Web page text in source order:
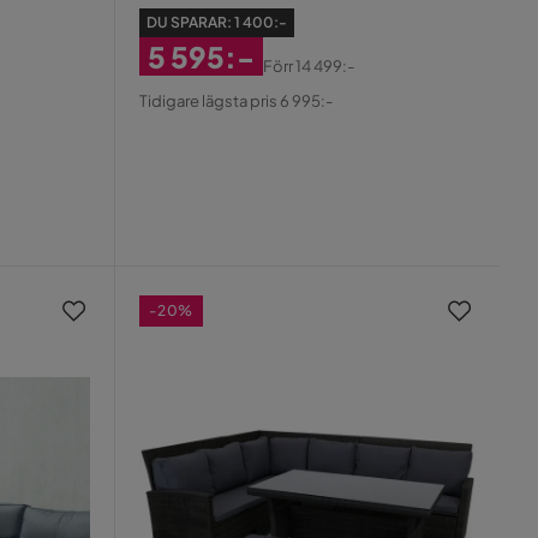
Djursvik
DU SPARAR: 1 400:-
Rabatterat
5 595:-
Original
Förr14 499:-
Tidigare lägsta pris 6 995:-
-20%